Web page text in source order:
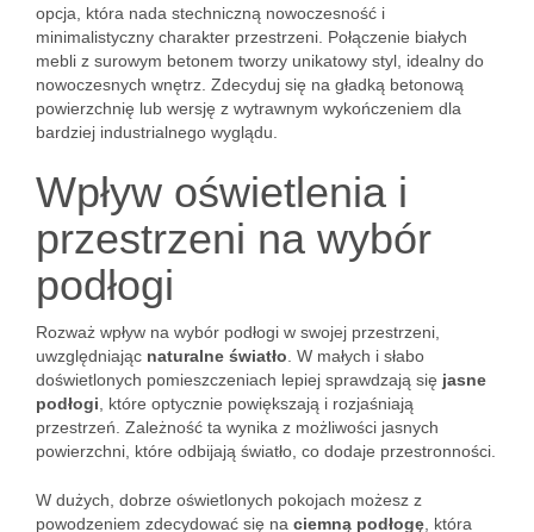
opcja, która nada stechniczną nowoczesność i
minimalistyczny charakter przestrzeni. Połączenie białych
mebli z surowym betonem tworzy unikatowy styl, idealny do
nowoczesnych wnętrz. Zdecyduj się na gładką betonową
powierzchnię lub wersję z wytrawnym wykończeniem dla
bardziej industrialnego wyglądu.
Wpływ oświetlenia i
przestrzeni na wybór
podłogi
Rozważ wpływ na wybór podłogi w swojej przestrzeni,
uwzględniając naturalne światło . W małych i słabo
doświetlonych pomieszczeniach lepiej sprawdzają się jasne
podłogi , które optycznie powiększają i rozjaśniają
przestrzeń. Zależność ta wynika z możliwości jasnych
powierzchni, które odbijają światło, co dodaje przestronności.
W dużych, dobrze oświetlonych pokojach możesz z
powodzeniem zdecydować się na ciemną podłogę , która